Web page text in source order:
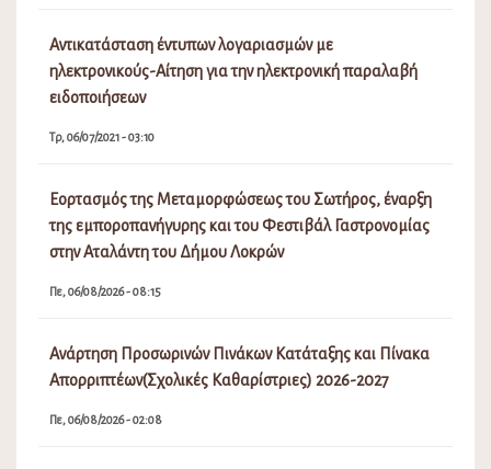
Αντικατάσταση έντυπων λογαριασμών με
ηλεκτρονικούς-Αίτηση για την ηλεκτρονική παραλαβή
ειδοποιήσεων
Τρ, 06/07/2021 - 03:10
Εορτασμός της Μεταμορφώσεως του Σωτήρος, έναρξη
της εμποροπανήγυρης και του Φεστιβάλ Γαστρονομίας
στην Αταλάντη του Δήμου Λοκρών
Πε, 06/08/2026 - 08:15
Ανάρτηση Προσωρινών Πινάκων Κατάταξης και Πίνακα
Απορριπτέων(Σχολικές Καθαρίστριες) 2026-2027
Πε, 06/08/2026 - 02:08